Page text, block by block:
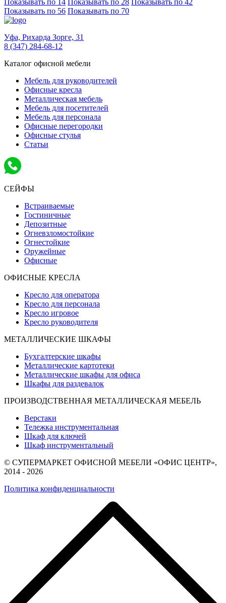
Показывать по 14 Показывать по 28
Показывать по 42
Показывать по 56 Показывать по 70
Уфа, Рихарда Зорге, 31
8 (347) 284-68-12
Каталог офисной мебели
Мебель для руководителей
Офисные кресла
Металлическая мебель
Мебель для посетителей
Мебель для персонала
Офисные перегородки
Офисные стулья
Статьи
СЕЙФЫ
Встраиваемые
Гостиничные
Депозитные
Огневзломостойкие
Огнестойкие
Оружейные
Офисные
ОФИСНЫЕ КРЕСЛА
Кресло для оператора
Кресло для персонала
Кресло игровое
Кресло руководителя
МЕТАЛЛИЧЕСКИЕ ШКАФЫ
Бухгалтерские шкафы
Металлические картотеки
Металлические шкафы для офиса
Шкафы для раздевалок
ПРОИЗВОДСТВЕННАЯ МЕТАЛЛИЧЕСКАЯ МЕБЕЛЬ
Верстаки
Тележка инструментальная
Шкаф для ключей
Шкаф инструментальный
© СУПЕРМАРКЕТ ОФИСНОЙ МЕБЕЛИ «ОФИС ЦЕНТР»,
2014 - 2026
Политика конфиденциальности